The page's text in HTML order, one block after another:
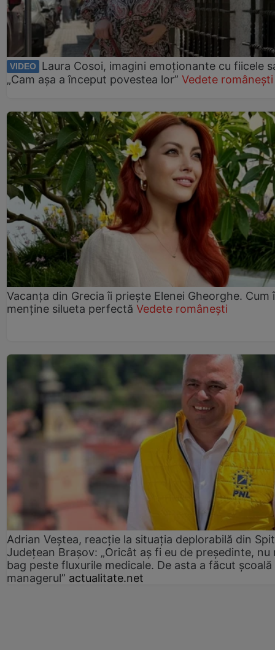
VIDEO
Laura Cosoi, imagini emoționante cu fiicele
„Cam așa a început povestea lor” Vedete românești
Vacanța din Grecia îi priește Elenei Gheorghe. Cum
menține silueta perfectă Vedete românești
Adrian Veștea, reacție la situația deplorabilă din
Județean Brașov: „Oricât aș fi eu de președinte, nu
bag peste fluxurile medicale. De asta a făcut școală
managerul” actualitate.net